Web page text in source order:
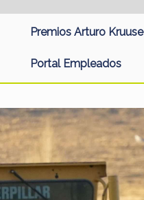
Premios Arturo Kruuse
Portal Empleados